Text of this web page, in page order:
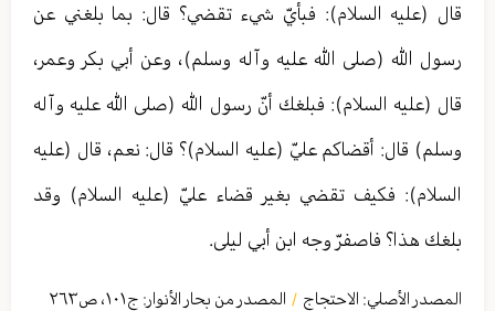
قال (عليه السلام): فبأيّ شيء تقضي؟ قال: بما بلغني عن
رسول الله (صلى الله عليه وآله وسلم)، وعن أبي بكر وعمر،
قال (عليه السلام): فبلغك أنّ رسول الله (صلى الله عليه وآله
وسلم) قال: أقضاكم عليّ (عليه السلام)؟ قال: نعم، قال (عليه
السلام): فكيف تقضي بغير قضاء عليّ (عليه السلام) وقد
بلغك هذا؟ فاصفرّ وجه ابن أبي ليلى.
المصدر الأصلي: الاحتجاج / المصدر من بحار الأنوار: ج١٠١، ص٢٦٣